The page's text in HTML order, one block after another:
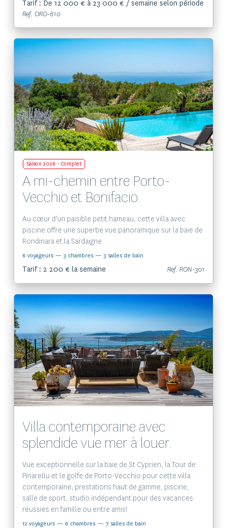
Tarif : De 12 000 € à 23 000 € / semaine selon période
Ref. ORO-610
Voir le bien
Saison 2026 - Complet
A mi-chemin entre Porto-
Vecchio et Bonifacio.
Au cœur d'un paisible petit hameau, cette villa avec
piscine offre une superbe vue panoramique sur la baie de
Rondinara et la Sardaigne.
6 voyageurs — 3 chambres — 3 salles de bain
Tarif : 2 200 € la semaine Ref. RON-301
Voir le bien
Villa contemporaine avec
splendide vue mer à louer.
Vue exceptionnelle sur la baie de St Cyprien, la Tour de
Pinarellu et le golfe de Porto-Vecchio pour cette villa
contemporaine, prestations haut de gamme, piscine,
salle de sport, studio indépendant pour des vacances
réussies en famille ou entre amis!
12 voyageurs — 6 chambres — 7 salles de bain